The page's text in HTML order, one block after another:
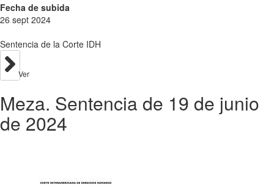
Fecha de subida
26 sept 2024
Sentencia de la Corte IDH
Ver
Meza. Sentencia de 19 de junio
de 2024